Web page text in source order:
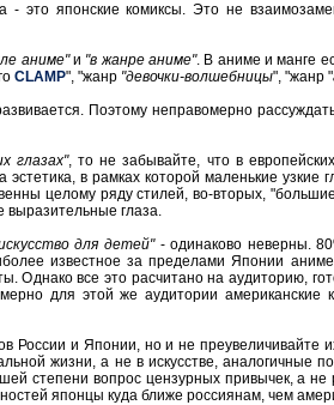
это японские комиксы. Это не
аниме"и "в жанре аниме". В аниме и манге
CLAMP", "жанр "девочки-волшебницы", "жанр "
Поэтому неправомерно
глазах", то не забывайте, что в
в рамках которой маленькие узкие
целому ряду стилей, во-вторых,
выразительные глаза.
для детей"- одинаково неверны.
известное за пределами Японии
все это расчитано на аудиторию,
для этой же аудитории
России и Японии, но и не преувеличивайте
жизни, а не в искусстве, аналогичные
степени вопрос цензурных привычек, а
японцы куда ближе россиянам, чем